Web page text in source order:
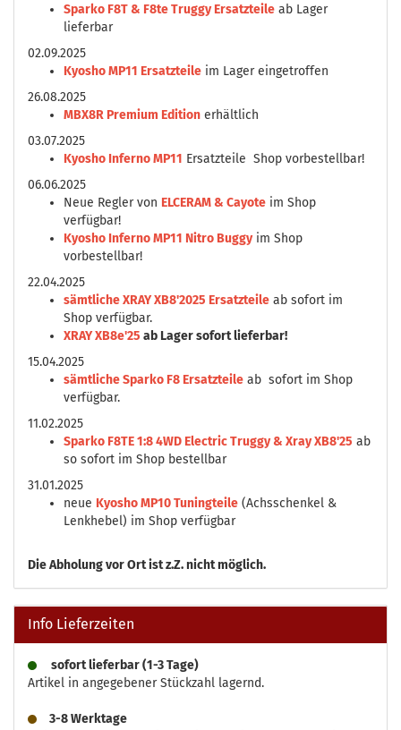
Sparko F8T & F8te Truggy Ersatzteile ab Lager
lieferbar
02.09.2025
Kyosho MP11 Ersatzteile im Lager eingetroffen
26.08.2025
MBX8R Premium Edition erhältlich
03.07.2025
Kyosho Inferno MP11 Ersatzteile Shop vorbestellbar!
06.06.2025
Neue Regler von ELCERAM & Cayote im Shop
verfügbar!
Kyosho Inferno MP11 Nitro Buggyim Shop
vorbestellbar!
22.04.2025
sämtliche XRAY XB8'2025 Ersatzteile ab sofort im
Shop verfügbar.
XRAY XB8e'25 ab Lager sofort lieferbar!
15.04.2025
sämtliche Sparko F8 Ersatzteile ab sofort im Shop
verfügbar.
11.02.2025
Sparko F8TE 1:8 4WD Electric Truggy & Xray XB8'25 ab
so sofort im Shop bestellbar
31.01.2025
neue Kyosho MP10 Tuningteile (Achsschenkel &
Lenkhebel) im Shop verfügbar
DieAbholung vor Ort ist z.Z. nicht möglich.
Info Lieferzeiten
sofort lieferbar (1-3 Tage)
Artikel in angegebener Stückzahl lagernd.
3-8 Werktage